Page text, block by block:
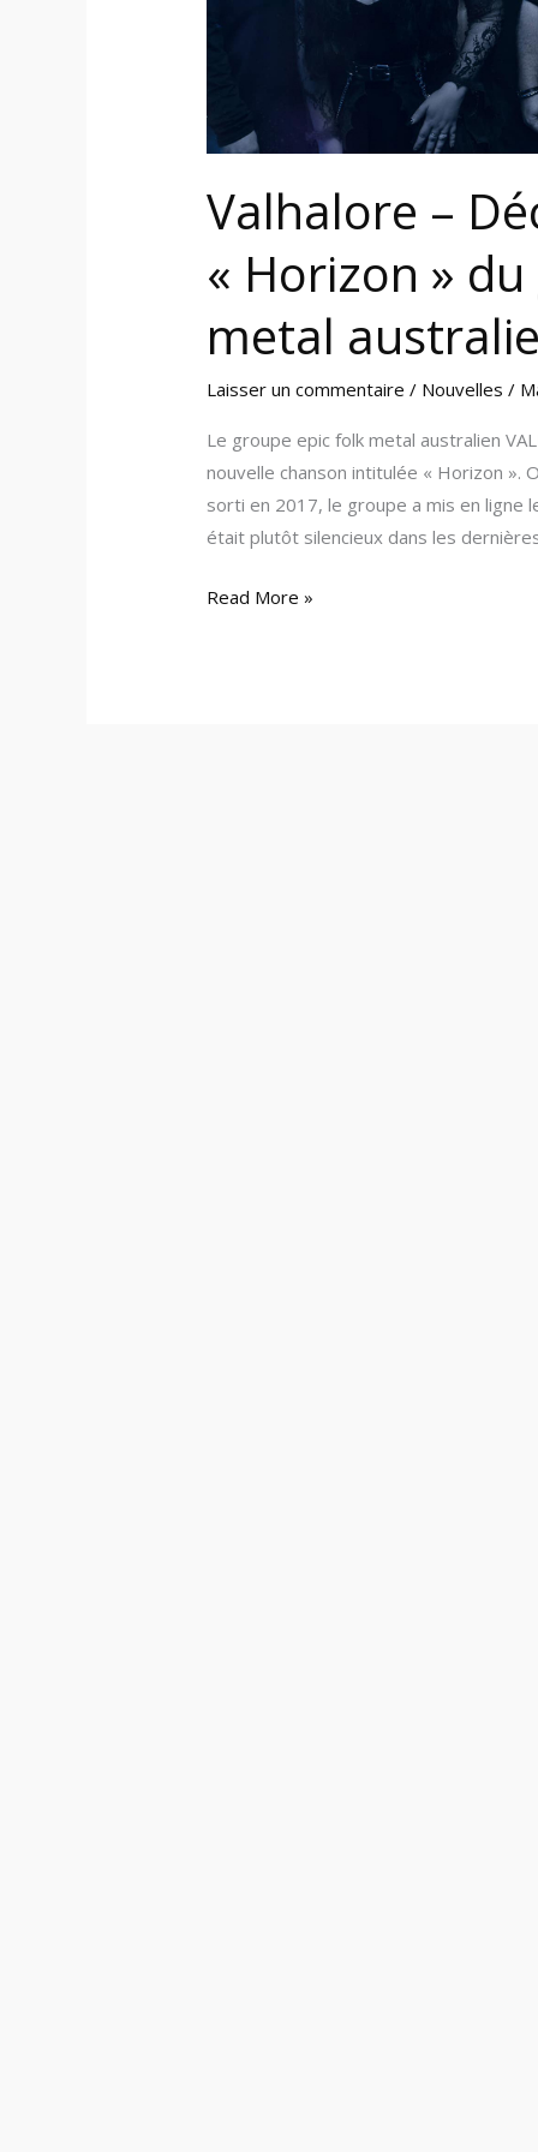
Valhalore –
« Horizon »
metal
Laisser un commentaire / Nouvelles /
Le groupe epic folk metal australien
nouvelle chanson intitulée « Horizon ».
sorti en 2017, le groupe a mis en ligne
était plutôt silencieux dans les
folk
Read More »